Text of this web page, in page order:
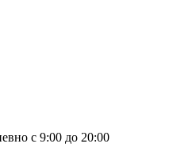
с 9:00 до 20:00